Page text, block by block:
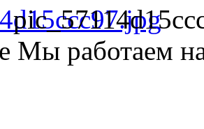
Мы работаем